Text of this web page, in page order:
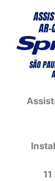
conteúdo